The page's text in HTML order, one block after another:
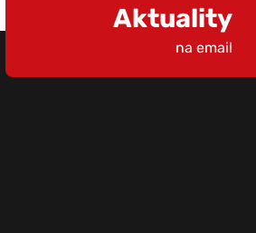
Aktuality
na email